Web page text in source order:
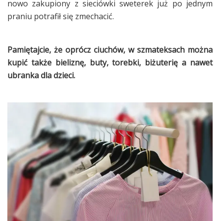
nowo zakupiony z sieciówki sweterek już po jednym
praniu potrafił się zmechacić.
Pamiętajcie, że oprócz ciuchów, w szmateksach można
kupić także bieliznę, buty, torebki, biżuterię a nawet
ubranka dla dzieci.